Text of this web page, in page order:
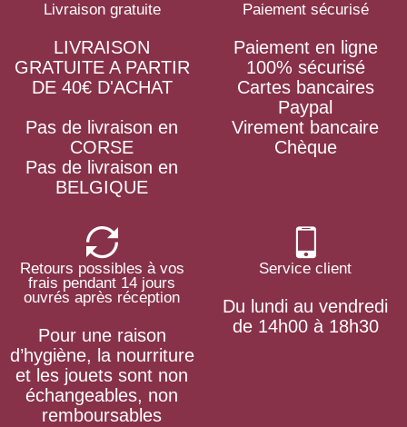
Livraison gratuite
LIVRAISON
GRATUITE A PARTIR
DE 40€ D'ACHAT
Pas de livraison en
CORSE
Pas de livraison en
BELGIQUE
Paiement sécurisé
Paiement en ligne
100% sécurisé
Cartes bancaires
Paypal
Virement bancaire
Chèque
Retours possibles à vos
frais pendant 14 jours
ouvrés après réception
Pour une raison
d’hygiène, la nourriture
et les jouets sont non
échangeables, non
remboursables
Service client
Du lundi au vendredi
de 14h00 à 18h30